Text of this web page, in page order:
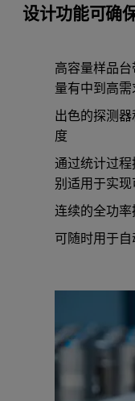
设计功能可确
高容量样品
量有中到高需
出色的探测
度
通过统计过
别适用于实
连续的全功
可随时用于自